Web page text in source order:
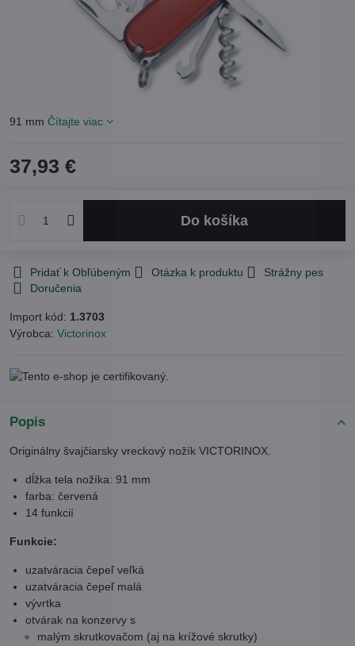
91 mm Čítajte viac
37,93 €
Do košíka
Pridať k Obľúbeným Otázka k produktu
Strážny pes
Doručenia
Import kód: 1.3703
Výrobca: Victorinox
Popis
Originálny švajčiarsky vreckový nožík VICTORINOX.
dĺžka tela nožíka: 91 mm
farba: červená
14 funkcií
Funkcie:
uzatváracia čepeľ veľká
uzatváracia čepeľ malá
vývrtka
otvárak na konzervy s
malým skrutkovačom (aj na krížové skrutky)